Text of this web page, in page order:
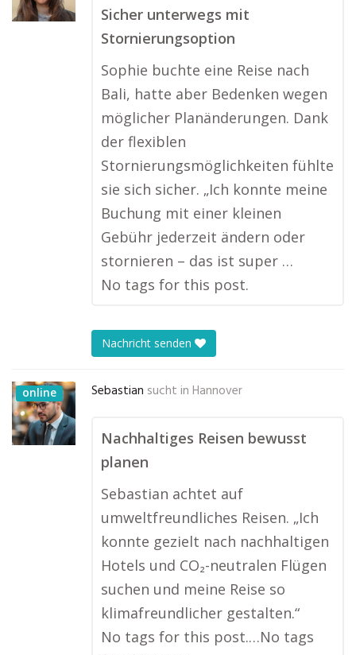
Sicher unterwegs mit
Stornierungsoption
Sophie buchte eine Reise nach
Bali, hatte aber Bedenken wegen
möglicher Planänderungen. Dank
der flexiblen
Stornierungsmöglichkeiten fühlte
sie sich sicher. „Ich konnte meine
Buchung mit einer kleinen
Gebühr jederzeit ändern oder
stornieren – das ist super …
No tags for this post.
Nachricht senden
online Sebastian sucht in Hannover
Nachhaltiges Reisen bewusst
planen
Sebastian achtet auf
umweltfreundliches Reisen. „Ich
konnte gezielt nach nachhaltigen
Hotels und CO₂-neutralen Flügen
suchen und meine Reise so
klimafreundlicher gestalten.“
No tags for this post.…No tags